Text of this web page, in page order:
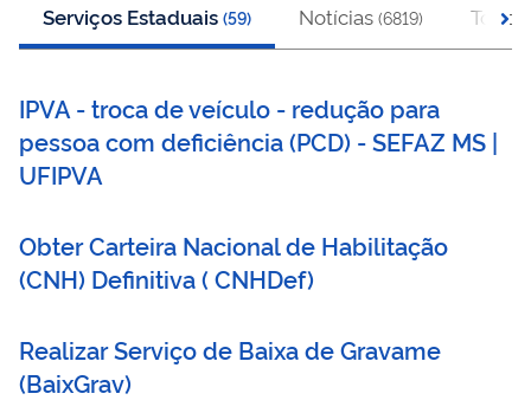
Serviços Estaduais (59) Notícias (6819) Todos
IPVA - troca de veículo - redução para
pessoa com deficiência (PCD) - SEFAZ MS |
UFIPVA
Obter Carteira Nacional de Habilitação
(CNH) Definitiva(CNHDef)
Realizar Serviço de Baixa de Gravame
(BaixGrav)